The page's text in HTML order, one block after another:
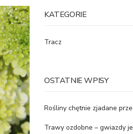
KATEGORIE
Tracz
OSTATNIE WPISY
Rośliny chętnie zjadane
Trawy ozdobne – gwiazdy